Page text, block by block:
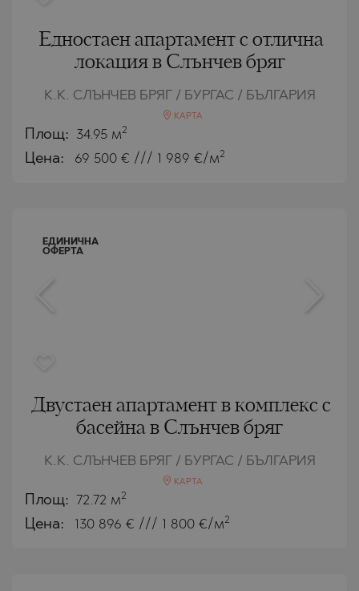
Едностаен апартамент с отлична
локация в Слънчев бряг
К.К. СЛЪНЧЕВ БРЯГ / БУРГАС / БЪЛГАРИЯ
КАРТА
Площ: 34.95 м2
Цена: 69 500 € /// 1 989 €/м2
ЕДИНИЧНА
ОФЕРТА
Двустаен апартамент в комплекс с
басейна в Слънчев бряг
К.К. СЛЪНЧЕВ БРЯГ / БУРГАС / БЪЛГАРИЯ
КАРТА
Площ: 72.72 м2
Цена: 130 896 € /// 1 800 €/м2